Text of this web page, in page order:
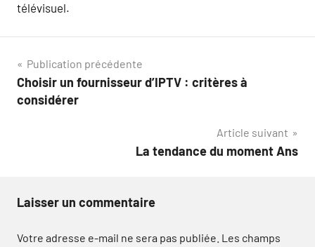
télévisuel.
Navigation
de
Publication précédente
Choisir un fournisseur d’IPTV : critères à
considérer
Article suivant
La tendance du moment Ans
Laisser un commentaire
Votre adresse e-mail ne sera pas publiée. Les champs